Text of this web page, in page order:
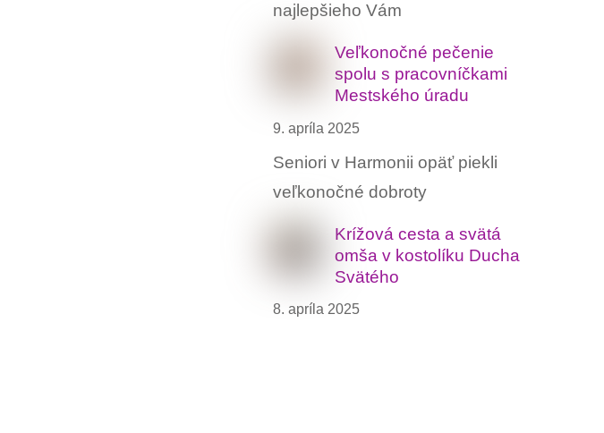
najlepšieho Vám
Veľkonočné pečenie
spolu s pracovníčkami
Mestského úradu
9. apríla 2025
Seniori v Harmonii opäť piekli
veľkonočné dobroty
Krížová cesta a svätá
omša v kostolíku Ducha
Svätého
8. apríla 2025